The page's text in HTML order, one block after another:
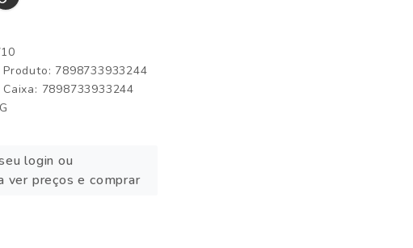
7898733933244
7898733933244
login ou
ver preços e comprar